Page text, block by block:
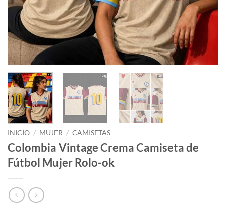
INICIO / MUJER / CAMISETAS
Colombia Vintage Crema Camiseta de
Fútbol Mujer Rolo-ok